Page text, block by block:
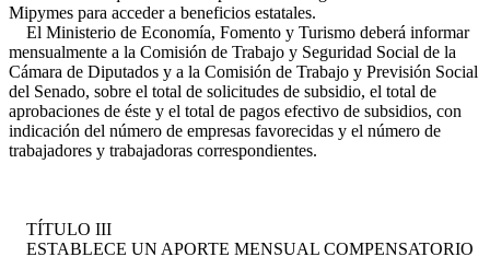
Mipymes para acceder a beneficios estatales.
El Ministerio de Economía, Fomento y Turismo deberá informar
mensualmente a la Comisión de Trabajo y Seguridad Social de la
Cámara de Diputados y a la Comisión de Trabajo y Previsión Social
del Senado, sobre el total de solicitudes de subsidio, el total de
aprobaciones de éste y el total de pagos efectivo de subsidios, con
indicación del número de empresas favorecidas y el número de
trabajadores y trabajadoras correspondientes.
TÍTULO III
ESTABLECE UN APORTE MENSUAL COMPENSATORIO